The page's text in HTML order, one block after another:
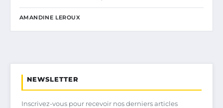
AMANDINE LEROUX
NEWSLETTER
Inscrivez-vous pour recevoir nos derniers articles